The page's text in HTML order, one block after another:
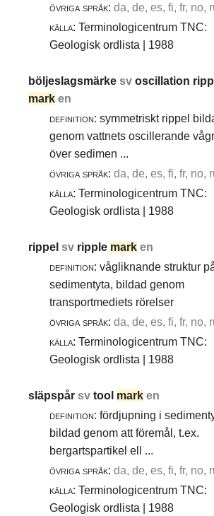
övriga språk: da, de, es, fi, fr, no,
källa: Terminologicentrum TNC:
Geologisk ordlista | 1988
böljeslagsmärkesvoscillation
mark en
definition: symmetriskt rippel
genom vattnets oscillerande
över sedimen ...
övriga språk: da, de, es, fi, fr, no,
källa: Terminologicentrum TNC:
Geologisk ordlista | 1988
rippelsv ripple mark en
definition: vågliknande struktur
sedimentyta, bildad genom
transportmediets rörelser
övriga språk: da, de, es, fi, fr, no,
källa: Terminologicentrum TNC:
Geologisk ordlista | 1988
släpspårsvtool mark en
definition: fördjupning i
bildad genom att föremål, t.ex.
bergartspartikel ell ...
övriga språk: da, de, es, fi, fr, no,
källa: Terminologicentrum TNC:
Geologisk ordlista | 1988